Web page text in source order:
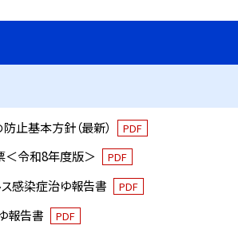
止基本方針（最新） PDF
＜令和8年度版＞ PDF
感染症治ゆ報告書 PDF
報告書 PDF